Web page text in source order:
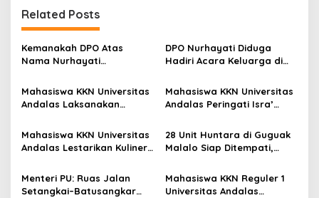
g
a
s
p
o
s
Related Posts
Kemanakah DPO Atas
Nama Nurhayati
DPO Nurhayati Diduga
Hadiri Acara Keluarga di
Soroti Lemahnya
Penegakan Hukum
Mahasiswa KKN Universitas
Andalas Laksanakan
Yellow Trap, Lubang
Biopori, dan Pestisida
Mahasiswa KKN Universitas
Andalas Peringati Isra’
Adzan, MTQ, dan Tabligh
Akbar di Masjid Ihsan
Sungai Patai
Mahasiswa KKN Universitas
Andalas Lestarikan Kuliner
Membuat Kubang di Nagari
Sungai Patai
28 Unit Huntara di Guguak
Malalo Siap Ditempati,
Lokasi Bersama Wabup
Tanah Datar
Menteri PU: Ruas Jalan
Setangkai–Batusangkar
Mahasiswa KKN Reguler 1
Universitas Andalas